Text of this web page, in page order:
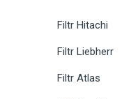
Filtr Hitachi
Filtr Liebherr
Filtr Atlas